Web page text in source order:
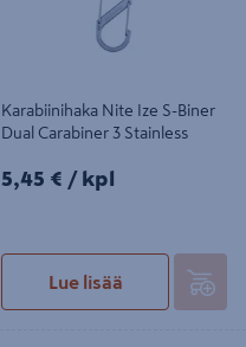
Karabiinihaka Nite Ize S-Biner
Dual Carabiner 3 Stainless
5,45€/kpl
5,45 € / kpl
Lue lisää